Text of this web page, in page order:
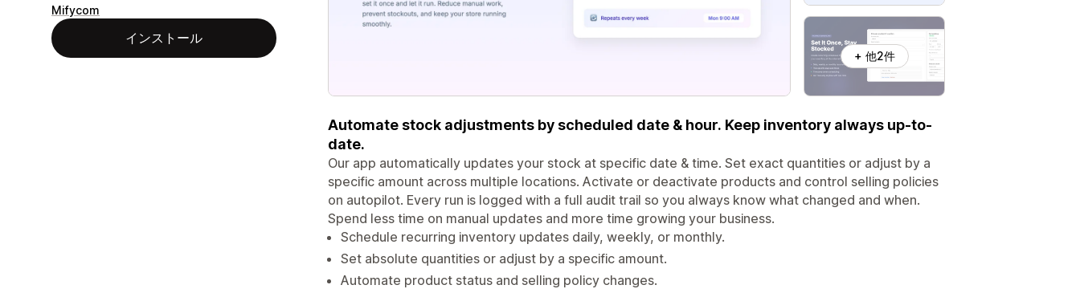
Mifycom
インストール
+ 他2件
Automate stock adjustments by scheduled date & hour. Keep inventory always up-to-
date.
Our app automatically updates your stock at specific date & time. Set exact quantities or adjust by a
specific amount across multiple locations. Activate or deactivate products and control selling policies
on autopilot. Every run is logged with a full audit trail so you always know what changed and when.
Spend less time on manual updates and more time growing your business.
Schedule recurring inventory updates daily, weekly, or monthly.
Set absolute quantities or adjust by a specific amount.
Automate product status and selling policy changes.